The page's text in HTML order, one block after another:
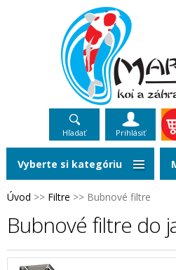
Hľadať Prihlásiť
Úvod >> Filtre >> Bubnové filtre
Bubnové filtre do
Vyberte si kategóriu